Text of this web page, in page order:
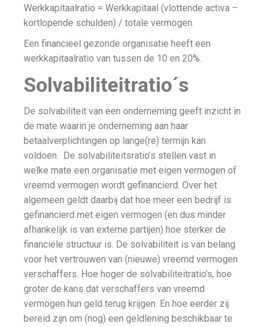
Werkkapitaalratio = Werkkapitaal (vlottende activa –
kortlopende schulden) / totale vermogen.
Een financieel gezonde organisatie heeft een
werkkapitaalratio van tussen de 10 en 20%.
Solvabiliteitratio´s
De solvabiliteit van een onderneming geeft inzicht in
de mate waarin je onderneming aan haar
betaalverplichtingen op lange(re) termijn kan
voldoen. De solvabiliteitsratio’s stellen vast in
welke mate een organisatie met eigen vermogen of
vreemd vermogen wordt gefinancierd. Over het
algemeen geldt daarbij dat hoe meer een bedrijf is
gefinancierd met eigen vermogen (en dus minder
afhankelijk is van externe partijen) hoe sterker de
financiële structuur is. De solvabiliteit is van belang
voor het vertrouwen van (nieuwe) vreemd vermogen
verschaffers. Hoe hoger de solvabiliteitratio’s, hoe
groter de kans dat verschaffers van vreemd
vermogen hun geld terug krijgen. En hoe eerder zij
bereid zijn om (nog) een geldlening beschikbaar te